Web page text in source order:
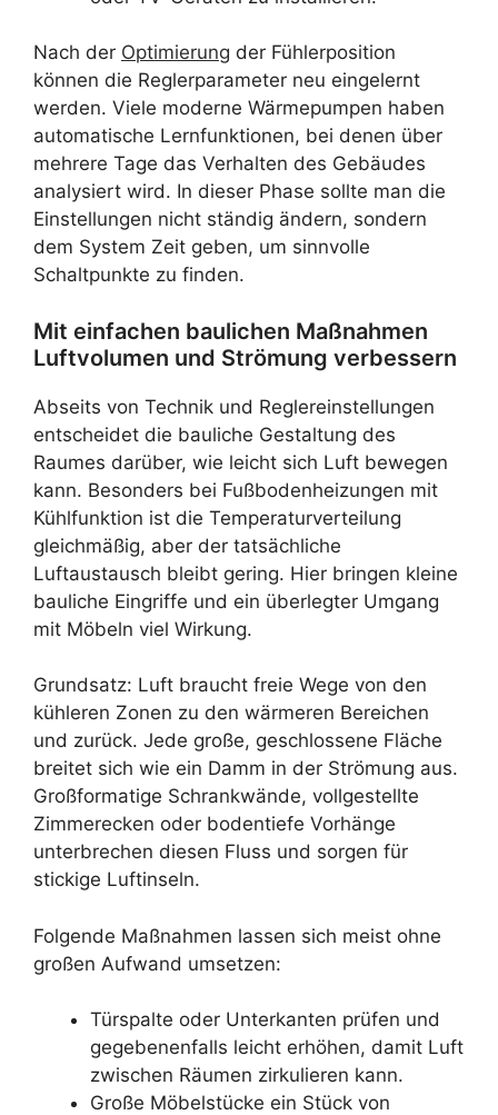
Nach der Optimierung der Fühlerposition
können die Reglerparameter neu eingelernt
werden. Viele moderne Wärmepumpen haben
automatische Lernfunktionen, bei denen über
mehrere Tage das Verhalten des Gebäudes
analysiert wird. In dieser Phase sollte man die
Einstellungen nicht ständig ändern, sondern
dem System Zeit geben, um sinnvolle
Schaltpunkte zu finden.
Mit einfachen baulichen Maßnahmen
Luftvolumen und Strömung verbessern
Abseits von Technik und Reglereinstellungen
entscheidet die bauliche Gestaltung des
Raumes darüber, wie leicht sich Luft bewegen
kann. Besonders bei Fußbodenheizungen mit
Kühlfunktion ist die Temperaturverteilung
gleichmäßig, aber der tatsächliche
Luftaustausch bleibt gering. Hier bringen kleine
bauliche Eingriffe und ein überlegter Umgang
mit Möbeln viel Wirkung.
Grundsatz: Luft braucht freie Wege von den
kühleren Zonen zu den wärmeren Bereichen
und zurück. Jede große, geschlossene Fläche
breitet sich wie ein Damm in der Strömung aus.
Großformatige Schrankwände, vollgestellte
Zimmerecken oder bodentiefe Vorhänge
unterbrechen diesen Fluss und sorgen für
stickige Luftinseln.
Folgende Maßnahmen lassen sich meist ohne
großen Aufwand umsetzen:
Türspalte oder Unterkanten prüfen und
gegebenenfalls leicht erhöhen, damit Luft
zwischen Räumen zirkulieren kann.
Große Möbelstücke ein Stück von